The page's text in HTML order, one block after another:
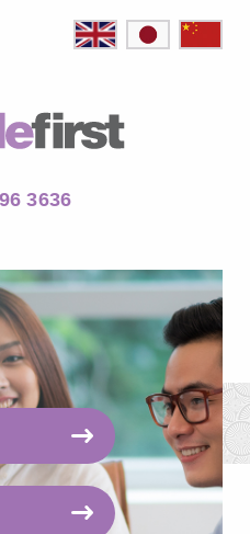
3636